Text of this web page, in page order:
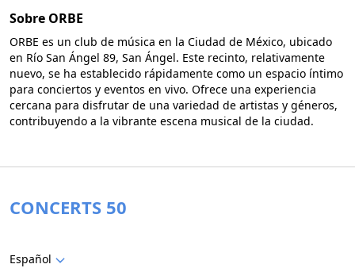
Sobre ORBE
ORBE es un club de música en la Ciudad de México, ubicado
en Río San Ángel 89, San Ángel. Este recinto, relativamente
nuevo, se ha establecido rápidamente como un espacio íntimo
para conciertos y eventos en vivo. Ofrece una experiencia
cercana para disfrutar de una variedad de artistas y géneros,
contribuyendo a la vibrante escena musical de la ciudad.
CONCERTS 50
Español